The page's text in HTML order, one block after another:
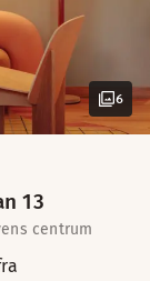
6
13
centrum